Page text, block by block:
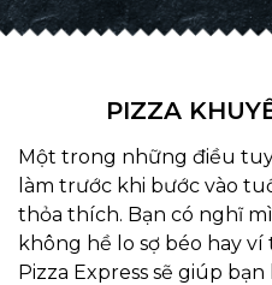
PIZZA
Một trong những điều
làm trước khi bước vào
thỏa thích. Bạn có nghĩ
không hề lo sợ béo hay
Pizza Express sẽ giúp